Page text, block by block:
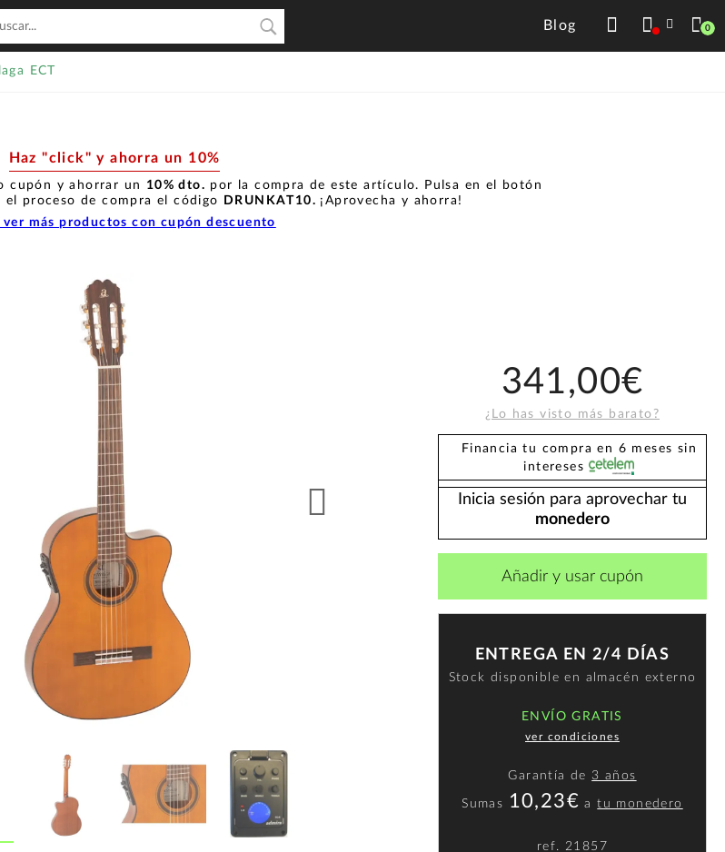
Blog 0
ECT
Haz "click" y ahorra un 10%
cupón y ahorrar un 10% dto. por la compra de este artículo. Pulsa en el botón
proceso de compra el código
DRUNKAT10. ¡Aprovecha y ahorra!
más productos con cupón descuento
341,00€
¿Lo has visto más barato?
Financia tu compra en 6 meses sin
intereses
Inicia sesión para aprovechar tu
monedero
Añadir y usar cupón
ENTREGA EN 2/4 DÍAS
Stock disponible en almacén externo
ENVÍO GRATIS
ver condiciones
Garantía de 3 años
Sumas 10,23€ atu monedero
ref. 21857